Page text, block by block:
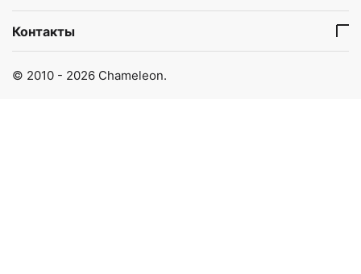
Контакты
© 2010 - 2026 Chameleon.